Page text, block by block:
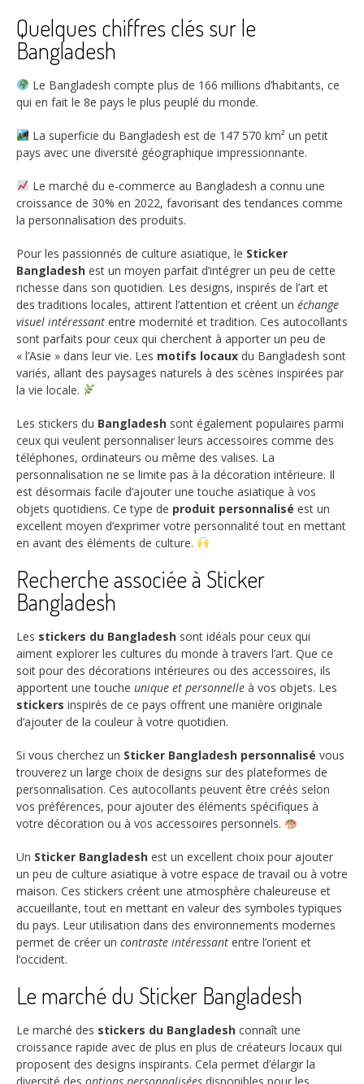
Quelques chiffres clés sur le
Bangladesh
Le Bangladesh compte plus de 166 millions d’habitants, ce
qui en fait le 8e pays le plus peuplé du monde.
La superficie du Bangladesh est de 147 570 km² un petit
pays avec une diversité géographique impressionnante.
Le marché du e-commerce au Bangladesh a connu une
croissance de 30% en 2022, favorisant des tendances comme
la personnalisation des produits.
Pour les passionnés de culture asiatique, le Sticker
Bangladesh est un moyen parfait d’intégrer un peu de cette
richesse dans son quotidien. Les designs, inspirés de l’art et
des traditions locales, attirent l’attention et créent un échange
visuel intéressant entre modernité et tradition. Ces autocollants
sont parfaits pour ceux qui cherchent à apporter un peu de
« l’Asie » dans leur vie. Les motifs locaux du Bangladesh sont
variés, allant des paysages naturels à des scènes inspirées par
la vie locale.
Les stickers du Bangladesh sont également populaires parmi
ceux qui veulent personnaliser leurs accessoires comme des
téléphones, ordinateurs ou même des valises. La
personnalisation ne se limite pas à la décoration intérieure. Il
est désormais facile d’ajouter une touche asiatique à vos
objets quotidiens. Ce type de produit personnalisé est un
excellent moyen d’exprimer votre personnalité tout en mettant
en avant des éléments de culture.
Recherche associée à Sticker
Bangladesh
Les stickers du Bangladesh sont idéals pour ceux qui
aiment explorer les cultures du monde à travers l’art. Que ce
soit pour des décorations intérieures ou des accessoires, ils
apportent une touche unique et personnelle à vos objets. Les
stickers inspirés de ce pays offrent une manière originale
d’ajouter de la couleur à votre quotidien.
Si vous cherchez un Sticker Bangladesh personnalisé vous
trouverez un large choix de designs sur des plateformes de
personnalisation. Ces autocollants peuvent être créés selon
vos préférences, pour ajouter des éléments spécifiques à
votre décoration ou à vos accessoires personnels.
Un Sticker Bangladesh est un excellent choix pour ajouter
un peu de culture asiatique à votre espace de travail ou à votre
maison. Ces stickers créent une atmosphère chaleureuse et
accueillante, tout en mettant en valeur des symboles typiques
du pays. Leur utilisation dans des environnements modernes
permet de créer un contraste intéressant entre l’orient et
l’occident.
Le marché du Sticker Bangladesh
Le marché des stickers du Bangladesh connaît une
croissance rapide avec de plus en plus de créateurs locaux qui
proposent des designs inspirants. Cela permet d’élargir la